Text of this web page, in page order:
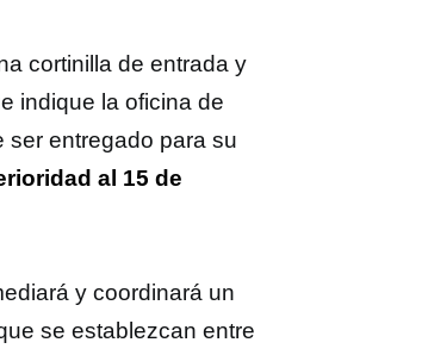
cortinilla de entrada y
indique la oficina de
ser entregado para su
al 15 de
y coordinará un
se establezcan entre